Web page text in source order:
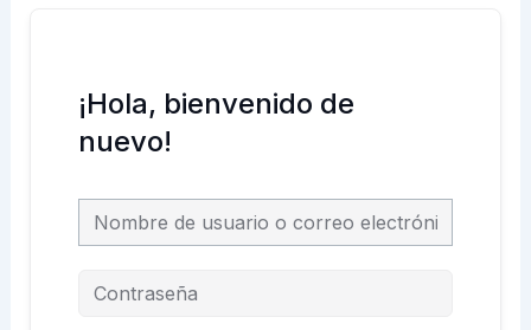
¡Hola, bienvenido de
nuevo!